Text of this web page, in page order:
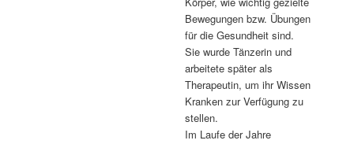
Bewegungen bzw. Übungen
für die Gesundheit sind.
Sie wurde Tänzerin und
arbeitete später als
Therapeutin, um ihr Wissen
Kranken zur Verfügung zu
stellen.
Im Laufe der Jahre